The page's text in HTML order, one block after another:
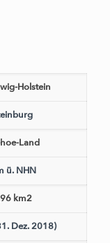
Holstein
Land
ü. NHN
km2
Dez. 2018)